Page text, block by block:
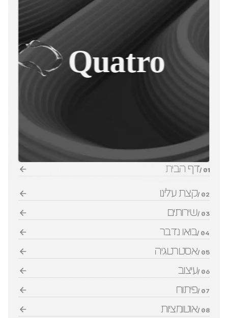
Quatro
קצת עלינו 02 /
דף הבית 01 /
בואו נדבר 04 /
שירותים 03 /
עיצוב 06 /
אסטרטגיה 05 /
אוטומציות 08 /
פיתוח 07 /